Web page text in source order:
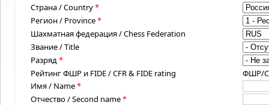
Страна / Country*
Регион / Province*
Шахматная федерация / Chess Federation
Звание / Title
Разряд*
Рейтинг ФШР и FIDE / CFR & FIDE rating
ФШР/
Имя / Name*
Отчество / Second name*